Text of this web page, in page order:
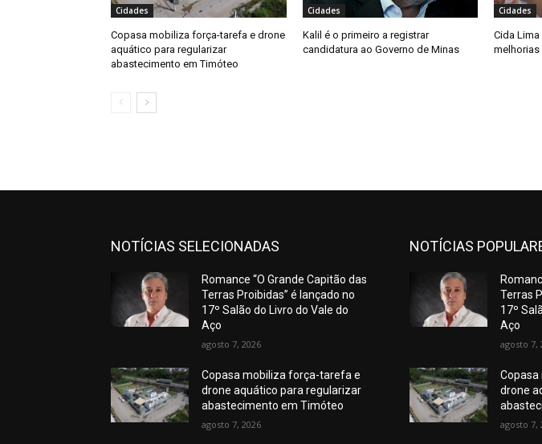
Cidades
Copasa mobiliza força-tarefa e drone
aquático para regularizar
abastecimento em Timóteo
Cidades
Kalil é o primeiro a registrar
candidatura ao Governo de Minas
Cidades
Cida
melhorias
NOTÍCIAS SELECIONADAS
Romance “O Grande Capitão das
Terras Proibidas” é lançado no
17º Salão do Livro do Vale do
Aço
agosto 7, 2026
Copasa mobiliza força-tarefa e
drone aquático para regularizar
abastecimento em Timóteo
agosto 7, 2026
NOTÍCIAS
Terras
17º
Aço
agosto 7,
drone
agosto 7,